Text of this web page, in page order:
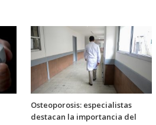
Osteoporosis: especialistas
destacan la importancia del